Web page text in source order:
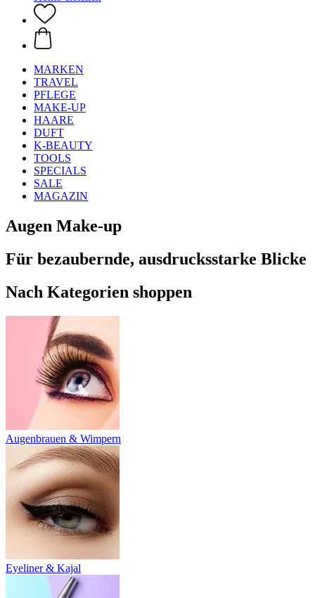
MARKEN
TRAVEL
PFLEGE
MAKE-UP
HAARE
DUFT
K-BEAUTY
TOOLS
SPECIALS
SALE
MAGAZIN
Augen Make-up
Für bezaubernde, ausdrucksstarke Blicke
Nach Kategorien shoppen
Augenbrauen & Wimpern
Eyeliner & Kajal